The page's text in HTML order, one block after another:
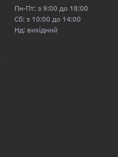
Пн-Пт: з 9:00 до 18:00
Сб: з 10:00 до 14:00
Нд: вихідний